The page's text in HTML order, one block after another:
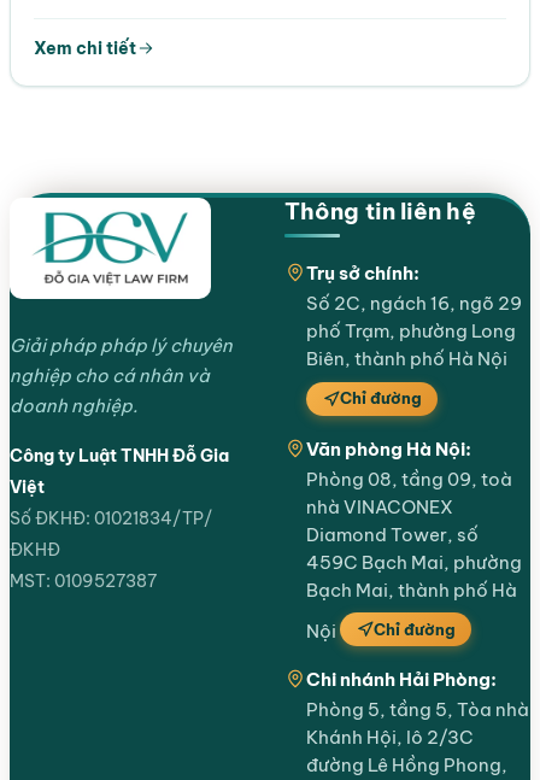
Xem chi tiết
Giải pháp pháp lý chuyên
nghiệp cho cá nhân và
doanh nghiệp.
Công ty Luật TNHH Đỗ Gia
Việt
Số ĐKHĐ: 01021834/TP/
ĐKHĐ
MST: 0109527387
Thông tin liên hệ
Trụ sở chính:
Số 2C, ngách 16, ngõ 29
phố Trạm, phường Long
Biên, thành phố Hà Nội
Chỉ đường
Văn phòng Hà Nội:
Phòng 08, tầng 09, toà
nhà VINACONEX
Diamond Tower, số
459C Bạch Mai, phường
Bạch Mai, thành phố Hà
Nội
Chỉ đường
Chi nhánh Hải Phòng:
Phòng 5, tầng 5, Tòa nhà
Khánh Hội, lô 2/3C
đường Lê Hồng Phong,